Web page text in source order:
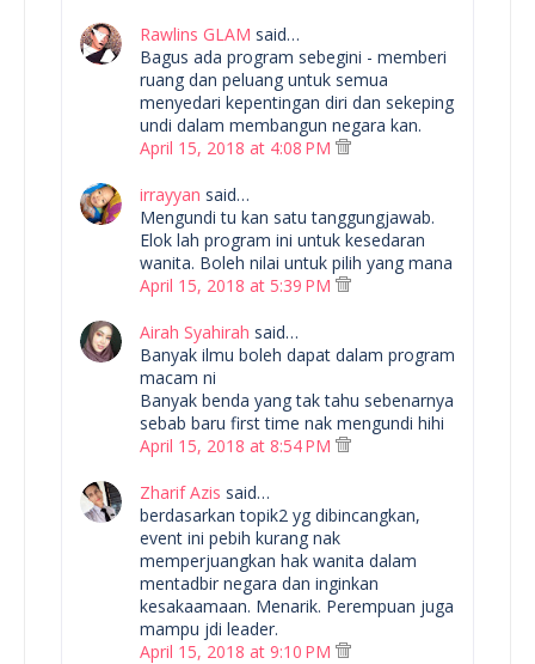
Rawlins GLAM said…
Bagus ada program sebegini - memberi
ruang dan peluang untuk semua
menyedari kepentingan diri dan sekeping
undi dalam membangun negara kan.
April 15, 2018 at 4:08 PM
irrayyan said…
Mengundi tu kan satu tanggungjawab.
Elok lah program ini untuk kesedaran
wanita. Boleh nilai untuk pilih yang mana
April 15, 2018 at 5:39 PM
Airah Syahirah said…
Banyak ilmu boleh dapat dalam program
macam ni
Banyak benda yang tak tahu sebenarnya
sebab baru first time nak mengundi hihi
April 15, 2018 at 8:54 PM
Zharif Azis said…
berdasarkan topik2 yg dibincangkan,
event ini pebih kurang nak
memperjuangkan hak wanita dalam
mentadbir negara dan inginkan
kesakaamaan. Menarik. Perempuan juga
mampu jdi leader.
April 15, 2018 at 9:10 PM